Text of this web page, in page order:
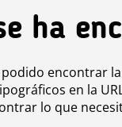
ha
podido encontrar
en la
lo que